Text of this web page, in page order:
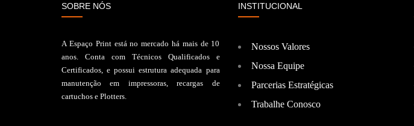
SOBRE NÓS
A Espaço Print está no mercado há mais de 10
anos. Conta com Técnicos Qualificados e
Certificados, e possui estrutura adequada para
manutenção em impressoras, recargas de
cartuchos e Plotters.
INSTITUCIONAL
Nossos Valores
Nossa Equipe
Parcerias Estratégicas
Trabalhe Conosco